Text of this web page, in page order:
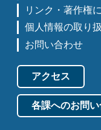
リンク・著作権
個人情報の取り
お問い合わせ
アクセス
各課へのお問